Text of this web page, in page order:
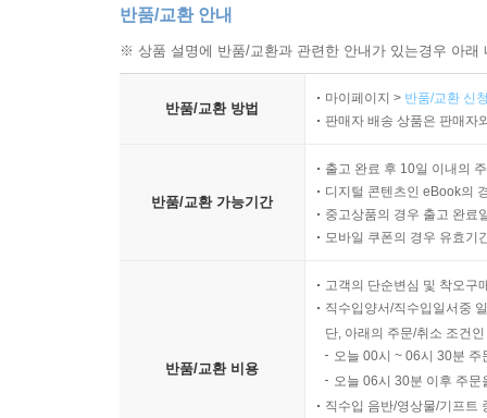
반품/교환 안내
※ 상품 설명에 반품/교환과 관련한 안내가 있는경우 아
반품/교환 방법
마이페이지 > 반품/교환 신
판매자 배송 상품은 판매자
반품/교환 가능기간
출고 완료 후 10일 이내의
디지털 콘텐츠인 eBook의
중고상품의 경우 출고 완료
모바일 쿠폰의 경우 유효기
반품/교환 비용
고객의 단순변심 및 착오구
직수입양서/직수입일서중
단, 아래의 주문/취소 조건
오늘 00시 ~ 06시 30분
오늘 06시 30분 이후 주
직수입 음반/영상물/기프트